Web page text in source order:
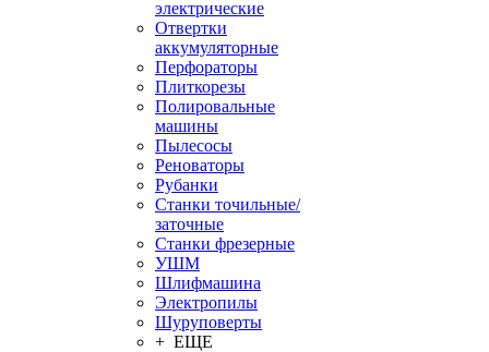
электрические
Отвертки
аккумуляторные
Перфораторы
Плиткорезы
Полировальные
машины
Пылесосы
Реноваторы
Рубанки
Станки точильные/
заточные
Станки фрезерные
УШМ
Шлифмашина
Электропилы
Шуруповерты
+ ЕЩЕ